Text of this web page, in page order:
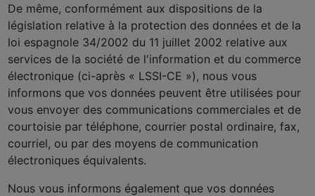
De même, conformément aux dispositions de la
législation relative à la protection des données et de la
loi espagnole 34/2002 du 11 juillet 2002 relative aux
services de la société de l'information et du commerce
électronique (ci-après « LSSI-CE »), nous vous
informons que vos données peuvent être utilisées pour
vous envoyer des communications commerciales et de
courtoisie par téléphone, courrier postal ordinaire, fax,
courriel, ou par des moyens de communication
électroniques équivalents.
Nous vous informons également que vos données